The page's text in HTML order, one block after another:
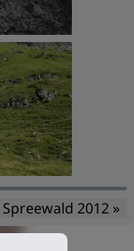
Spreewald 2012 »